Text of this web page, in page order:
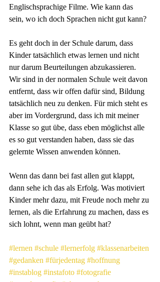
Englischsprachige Filme. Wie kann das
sein, wo ich doch Sprachen nicht gut kann?
Es geht doch in der Schule darum, dass
Kinder tatsächlich etwas lernen und nicht
nur darum Beurteilungen abzukassieren.
Wir sind in der normalen Schule weit davon
entfernt, dass wir offen dafür sind, Bildung
tatsächlich neu zu denken. Für mich steht es
aber im Vordergrund, dass ich mit meiner
Klasse so gut übe, dass eben möglichst alle
es so gut verstanden haben, dass sie das
gelernte Wissen anwenden können.
Wenn das dann bei fast allen gut klappt,
dann sehe ich das als Erfolg. Was motiviert
Kinder mehr dazu, mit Freude noch mehr zu
lernen, als die Erfahrung zu machen, dass es
sich lohnt, wenn man geübt hat?
#lernen #schule #lernerfolg #klassenarbeiten
#gedanken #fürjedentag #hoffnung
#instablog #instafoto #fotografie